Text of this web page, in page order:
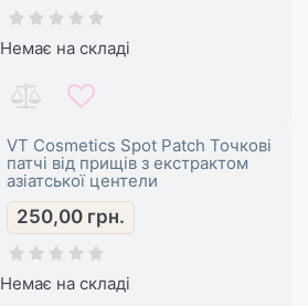
Немає на складі
VT Cosmetics Spot Patch Точкові
патчі від прищів з екстрактом
азіатської центели
250,00 грн.
Немає на складі